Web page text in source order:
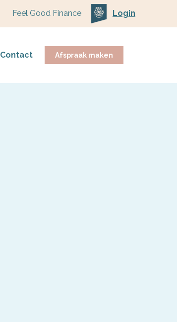
Feel Good Finance Login
Contact Afspraak maken